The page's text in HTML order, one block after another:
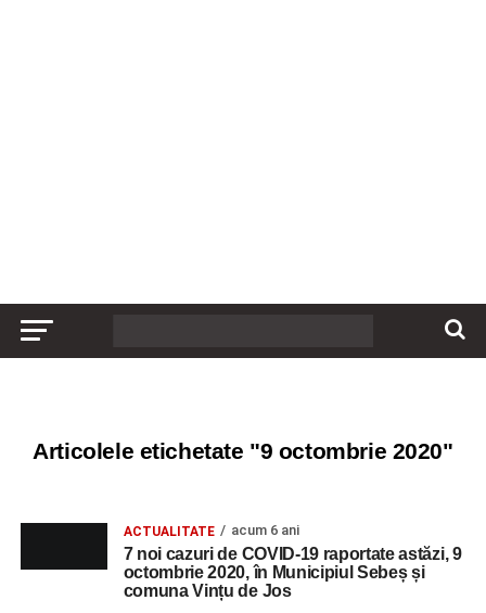
Articolele etichetate "9 octombrie 2020"
ACTUALITATE acum 6 ani
7 noi cazuri de COVID-19 raportate astăzi, 9
octombrie 2020, în Municipiul Sebeș și
comuna Vințu de Jos